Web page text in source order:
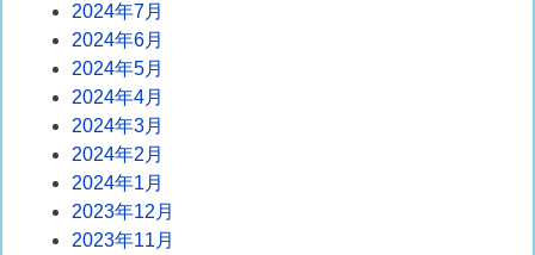
2024年7月
2024年6月
2024年5月
2024年4月
2024年3月
2024年2月
2024年1月
2023年12月
2023年11月